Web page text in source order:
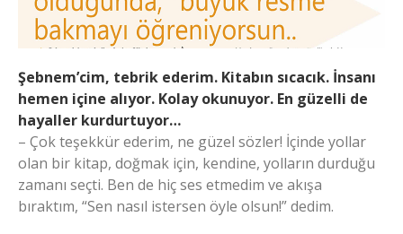
Şebnem’cim, tebrik ederim. Kitabın sıcacık. İnsanı
hemen içine alıyor. Kolay okunuyor. En güzelli de
hayaller kurdurtuyor…
– Çok teşekkür ederim, ne güzel sözler! İçinde yollar
olan bir kitap, doğmak için, kendine, yolların durduğu
zamanı seçti. Ben de hiç ses etmedim ve akışa
bıraktım, “Sen nasıl istersen öyle olsun!” dedim.